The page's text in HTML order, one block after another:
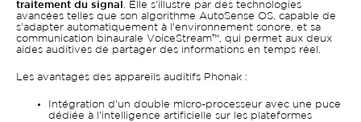
traitement du signal
. Elle s'illustre par des technologies
avancées telles que son algorithme AutoSense OS, capable de
s'adapter automatiquement à l'environnement sonore, et sa
communication binaurale VoiceStream™, qui permet aux deux
aides auditives de partager des informations en temps réel.
Les avantages des appareils auditifs Phonak :
Intégration d'un double micro-processeur avec une puce
dédiée à l'intelligence artificielle sur les plateformes